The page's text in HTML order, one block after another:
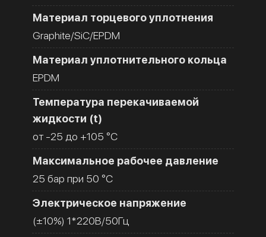
Материал торцевого уплотнения
Graphite/SiC/EPDM
Материал уплотнительного кольца
EPDM
Температура перекачиваемой
жидкости (t)
от -25 до +105 °C
Максимальное рабочее давление
25 бар при 50 °C
Электрическое напряжение
(±10%) 1*220В/50Гц